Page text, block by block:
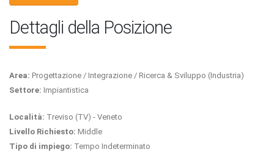
Dettagli della Posizione
Area: Progettazione / Integrazione / Ricerca & Sviluppo (Industria)
Settore: Impiantistica
Località: Treviso (TV) - Veneto
Livello Richiesto: Middle
Tipo di impiego: Tempo Indeterminato